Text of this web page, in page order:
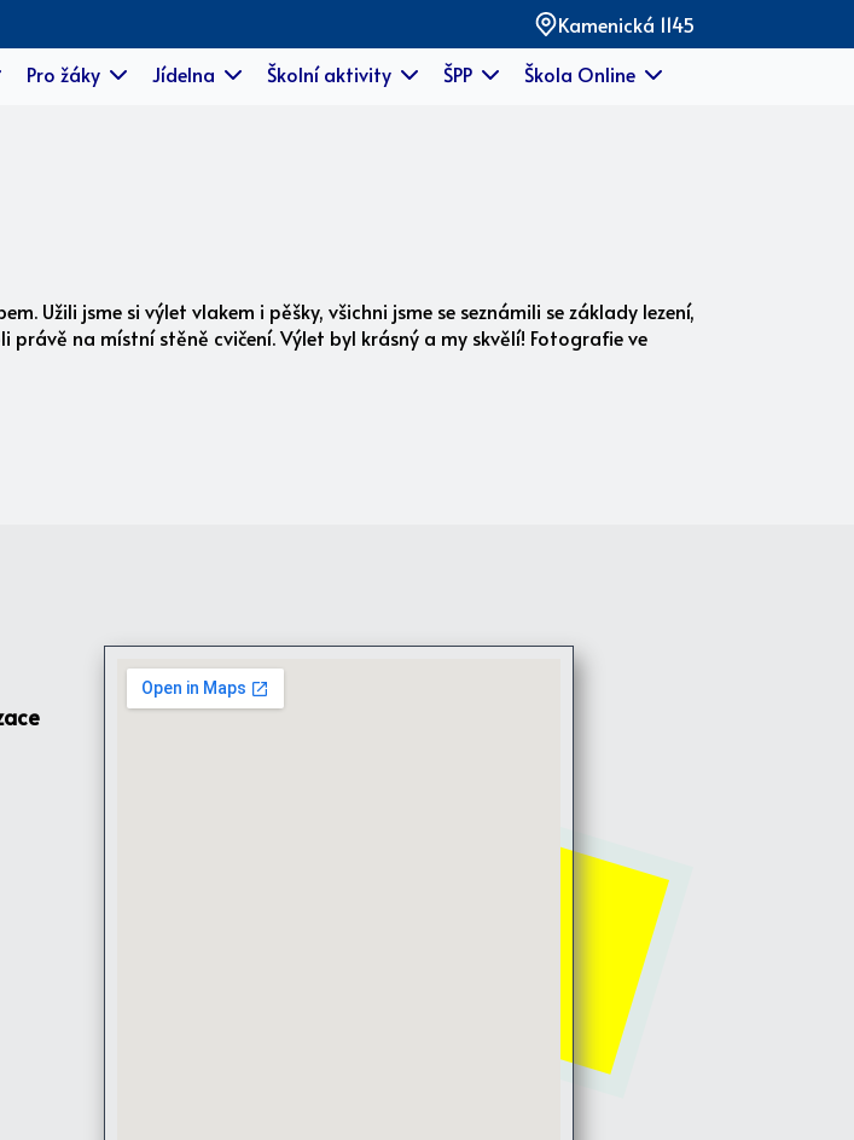
Kamenická 1145
Pro žáky Jídelna Školní aktivity ŠPP Škola Online
Užili jsme si výlet vlakem i pěšky, všichni jsme se seznámili se základy lezení,
na místní stěně cvičení. Výlet byl krásný a my skvělí! Fotografie ve